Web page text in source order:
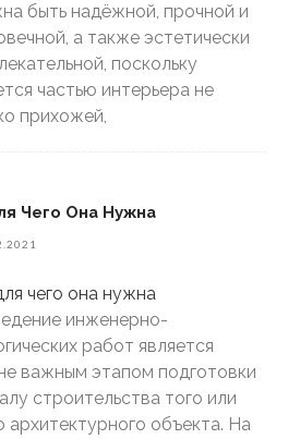
быть надёжной, прочной и
а также эстетически
поскольку
частью интерьера не
прихожей,
Чего Она Нужна
инженерно-
работ является
важным этапом подготовки
строительства того или
архитектурного объекта. На